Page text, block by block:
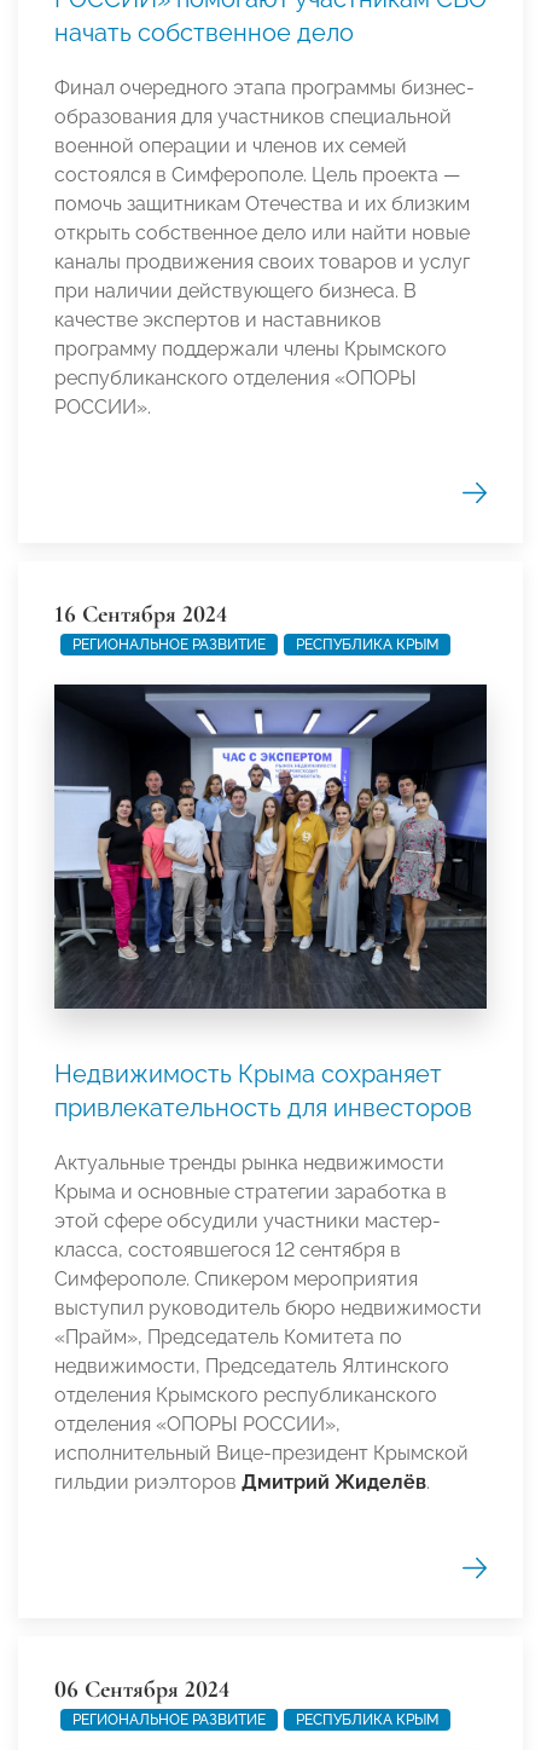
начать собственное дело
Финал очередного этапа программы бизнес-
образования для участников специальной
военной операции и членов их семей
состоялся в Симферополе. Цель проекта —
помочь защитникам Отечества и их близким
открыть собственное дело или найти новые
каналы продвижения своих товаров и услуг
при наличии действующего бизнеса. В
качестве экспертов и наставников
программу поддержали члены Крымского
республиканского отделения «ОПОРЫ
РОССИИ».
16 Сентября 2024
РЕГИОНАЛЬНОЕ РАЗВИТИЕ РЕСПУБЛИКА КРЫМ
Недвижимость Крыма сохраняет
привлекательность для инвесторов
Актуальные тренды рынка недвижимости
Крыма и основные стратегии заработка в
этой сфере обсудили участники мастер-
класса, состоявшегося 12 сентября в
Симферополе. Спикером мероприятия
выступил руководитель бюро недвижимости
«Прайм», Председатель Комитета по
недвижимости, Председатель Ялтинского
отделения Крымского республиканского
отделения «ОПОРЫ РОССИИ»,
исполнительный Вице-президент Крымской
гильдии риэлторов Дмитрий Жиделёв.
06 Сентября 2024
РЕГИОНАЛЬНОЕ РАЗВИТИЕ РЕСПУБЛИКА КРЫМ